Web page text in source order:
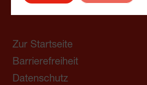
Zur Startseite
Barrierefreiheit
Datenschutz